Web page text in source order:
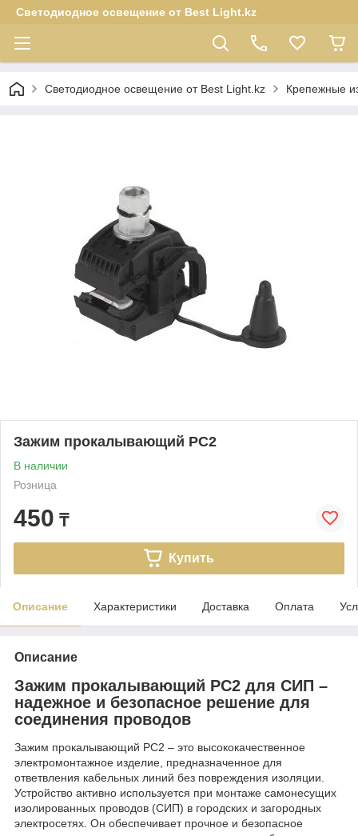
Светодиодное освещение от Best Light.kz
Светодиодное освещение от Best Light.kz Крепежные
Зажим прокалывающий РС2
В наличии
Розница
450 ₸
Купить
Описание Характеристики Доставка Оплата
Описание
Зажим прокалывающий РС2 для СИП –
надежное и безопасное решение для
соединения проводов
Зажим прокалывающий РС2 – это высококачественное
электромонтажное изделие, предназначенное для
ответвления кабельных линий без повреждения изоляции.
Устройство активно используется при монтаже самонесущих
изолированных проводов (СИП) в городских и загородных
электросетях. Он обеспечивает прочное и безопасное